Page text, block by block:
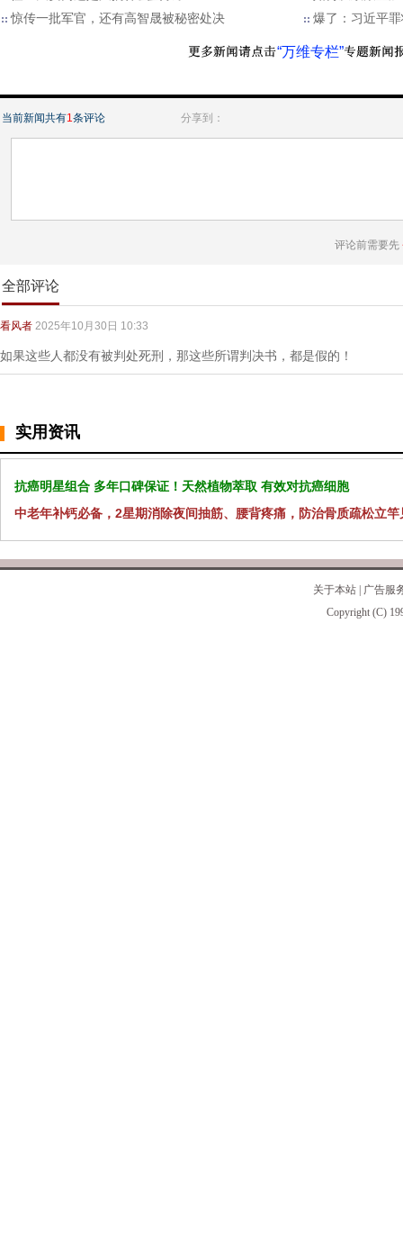
惊传一批军官，还有高智晟被秘密处决
爆了：习近平
“万维专栏”
当前新闻共有1条评论 分享到：
评论前需要先
全部评论
看风者 2025年10月30日 10:33
如果这些人都没有被判处死刑，那这些所谓判决书，都是假的！
实用资讯
抗癌明星组合 多年口碑保证！天然植物萃取 有效对抗癌细胞
中老年补钙必备，2星期消除夜间抽筋、腰背疼痛，防治骨质疏松立竿
关于本站
广告服
Copyright (C)